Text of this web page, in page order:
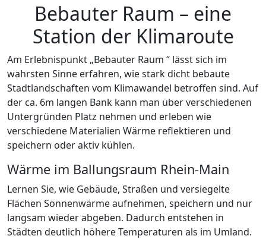
Bebauter Raum – eine
Station der Klimaroute
Am Erlebnispunkt „Bebauter Raum “ lässt sich im
wahrsten Sinne erfahren, wie stark dicht bebaute
Stadtlandschaften vom Klimawandel betroffen sind. Auf
der ca. 6m langen Bank kann man über verschiedenen
Untergründen Platz nehmen und erleben wie
verschiedene Materialien Wärme reflektieren und
speichern oder aktiv kühlen.
Wärme im Ballungsraum Rhein-Main
Lernen Sie, wie Gebäude, Straßen und versiegelte
Flächen Sonnenwärme aufnehmen, speichern und nur
langsam wieder abgeben. Dadurch entstehen in
Städten deutlich höhere Temperaturen als im Umland.